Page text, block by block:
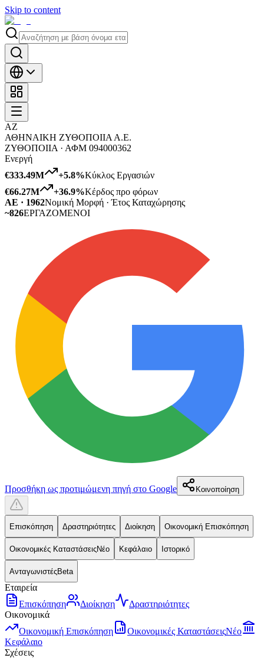
Skip to content
ΑΖ
ΑΘΗΝΑΙΚΗ ΖΥΘΟΠΟΙΙΑ Α.Ε.
ΖΥΘΟΠΟΙΙΑ · ΑΦΜ 094000362
Ενεργή
€333.49M
+5.8%Κύκλος Εργασιών
€66.27M
+36.9%Κέρδος προ φόρων
ΑΕ · 1962Νομική Μορφή · Έτος Καταχώρησης
~826ΕΡΓΑΖΟΜΕΝΟΙ
Προσθήκη ως προτιμώμενη πηγή στο Google Κοινοποίηση
Επισκόπηση Δραστηριότητες Διοίκηση Οικονομική Επισκόπηση
Οικονομικές ΚαταστάσειςΝέο Κεφάλαιο Ιστορικό
ΑνταγωνιστέςBeta
Εταιρεία
Επισκόπηση
Διοίκηση
Δραστηριότητες
Οικονομικά
Οικονομική Επισκόπηση
Οικονομικές ΚαταστάσειςΝέο
Κεφάλαιο
Σχέσεις